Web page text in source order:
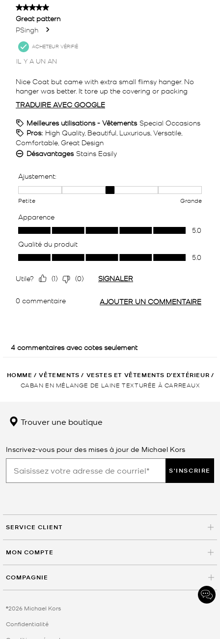
HOMME / VÊTEMENTS / VESTES ET VÊTEMENTS D’EXTÉRIEUR /
CABAN EN MÉLANGE DE LAINE TEXTURÉE À CARREAUX
Trouver une boutique
Inscrivez-vous pour des mises à jour de Michael Kors
S'INSCRIRE
SERVICE CLIENT
MON COMPTE
COMPAGNIE
©2026 Michael Kors
Confidentialité